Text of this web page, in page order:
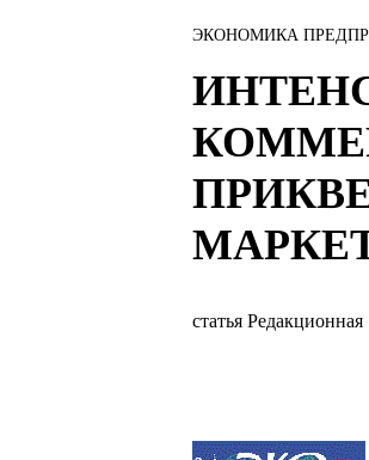
ЭКОНОМИКА
статья Редакционная